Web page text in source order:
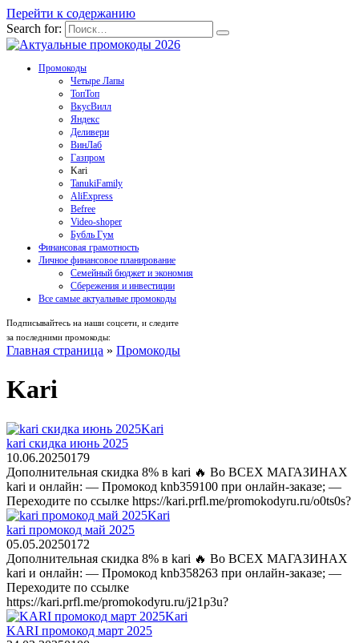
Перейти к содержанию
Search for:
Промокоды
Четыре Лапы
ТопТоп
ВкусВилл
Яндекс
Деливери
ВинЛаб
Газпром
Kari
TanukiFamily
AliExpress
Befree
Video-shoper
Бубль Гум
Финансовая грамотность
Личное финансовое планирование
Семейный бюджет и экономия
Сбережения и инвестиции
Все самые актуальные промокоды
Подписывайтесь на наши соцсети, и следите
за последними промокоды:
Главная страница » Промокоды
Kari
Kari
kari скидка июнь 2025
10.06.20250179
Дополнительная скидка 8% в kari 🔥 Во ВСЕХ МАГАЗИНАХ
kari и онлайн: — Промокод knb359100 при онлайн-заказе; —
Переходите по ссылке https://kari.prfl.me/promokodyru.ru/o0ts0s?
Kari
kari промокод май 2025
05.05.20250172
Дополнительная скидка 8% в kari 🔥 Во ВСЕХ МАГАЗИНАХ
kari и онлайн: — Промокод knb358263 при онлайн-заказе; —
Переходите по ссылке
https://kari.prfl.me/promokodyru.ru/j21p3u?
Kari
KARI промокод март 2025